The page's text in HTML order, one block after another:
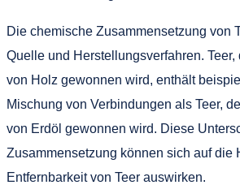
Die chemische Zusammensetzung von
Quelle und Herstellungsverfahren.
von Holz gewonnen wird, enthält
Mischung von Verbindungen als Teer,
von Erdöl gewonnen wird. Diese
Zusammensetzung können sich auf die
Entfernbarkeit von Teer auswirken.